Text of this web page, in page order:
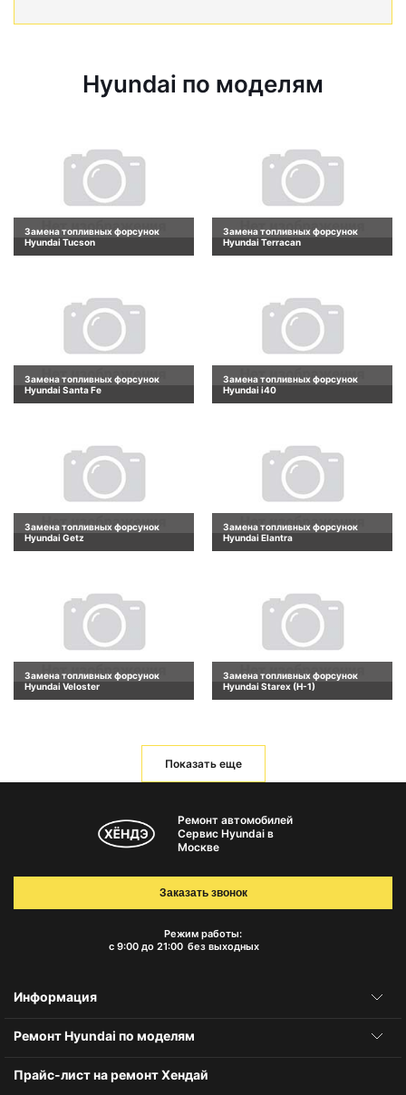
Hyundai по моделям
Замена топливных форсунок
Hyundai Tucson
Замена топливных форсунок
Hyundai Terracan
Замена топливных форсунок
Hyundai Santa Fe
Замена топливных форсунок
Hyundai i40
Замена топливных форсунок
Hyundai Getz
Замена топливных форсунок
Hyundai Elantra
Замена топливных форсунок
Hyundai Veloster
Замена топливных форсунок
Hyundai Starex (H-1)
Показать еще
Ремонт автомобилей
Сервис Hyundai в
Москве
Режим работы:
с 9:00 до 21:00 без выходных
Заказать звонок
Информация
Ремонт Hyundai по моделям
Прайс-лист на ремонт Хендай